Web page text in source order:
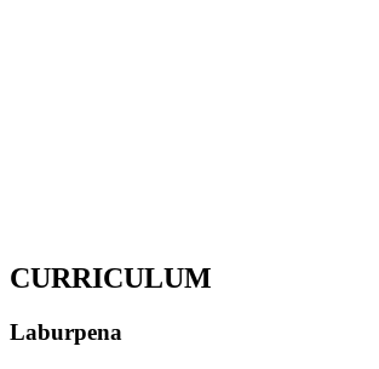
CURRICULUM
Laburpena